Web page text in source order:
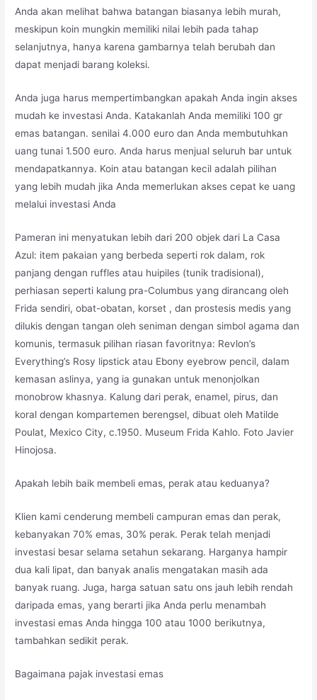
Anda akan melihat bahwa batangan biasanya lebih murah,
meskipun koin mungkin memiliki nilai lebih pada tahap
selanjutnya, hanya karena gambarnya telah berubah dan
dapat menjadi barang koleksi.
Anda juga harus mempertimbangkan apakah Anda ingin akses
mudah ke investasi Anda. Katakanlah Anda memiliki 100 gr
emas batangan. senilai 4.000 euro dan Anda membutuhkan
uang tunai 1.500 euro. Anda harus menjual seluruh bar untuk
mendapatkannya. Koin atau batangan kecil adalah pilihan
yang lebih mudah jika Anda memerlukan akses cepat ke uang
melalui investasi Anda
Pameran ini menyatukan lebih dari 200 objek dari La Casa
Azul: item pakaian yang berbeda seperti rok dalam, rok
panjang dengan ruffles atau huipiles (tunik tradisional),
perhiasan seperti kalung pra-Columbus yang dirancang oleh
Frida sendiri, obat-obatan, korset , dan prostesis medis yang
dilukis dengan tangan oleh seniman dengan simbol agama dan
komunis, termasuk pilihan riasan favoritnya: Revlon’s
Everything’s Rosy lipstick atau Ebony eyebrow pencil, dalam
kemasan aslinya, yang ia gunakan untuk menonjolkan
monobrow khasnya. Kalung dari perak, enamel, pirus, dan
koral dengan kompartemen berengsel, dibuat oleh Matilde
Poulat, Mexico City, c.1950. Museum Frida Kahlo. Foto Javier
Hinojosa.
Apakah lebih baik membeli emas, perak atau keduanya?
Klien kami cenderung membeli campuran emas dan perak,
kebanyakan 70% emas, 30% perak. Perak telah menjadi
investasi besar selama setahun sekarang. Harganya hampir
dua kali lipat, dan banyak analis mengatakan masih ada
banyak ruang. Juga, harga satuan satu ons jauh lebih rendah
daripada emas, yang berarti jika Anda perlu menambah
investasi emas Anda hingga 100 atau 1000 berikutnya,
tambahkan sedikit perak.
Bagaimana pajak investasi emas